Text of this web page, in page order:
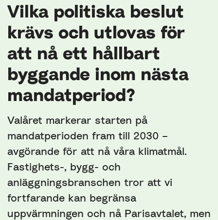
Vilka politiska beslut
krävs och utlovas för
att nå ett hållbart
byggande inom nästa
mandatperiod?
Valåret markerar starten på
mandatperioden fram till 2030 –
avgörande för att nå våra klimatmål.
Fastighets-, bygg- och
anläggningsbranschen tror att vi
fortfarande kan begränsa
uppvärmningen och nå Parisavtalet, men